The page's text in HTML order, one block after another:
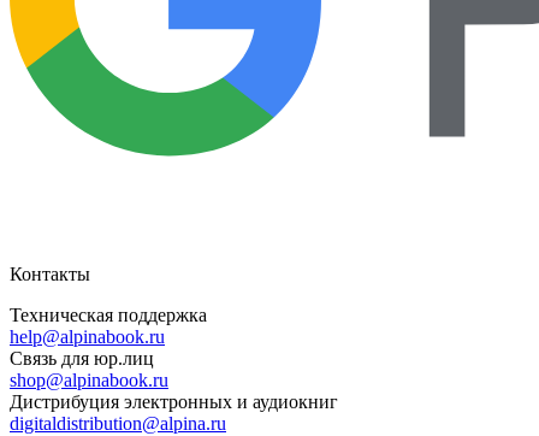
Контакты
Техническая поддержка
help@alpinabook.ru
Связь для юр.лиц
shop@alpinabook.ru
Дистрибуция электронных и аудиокниг
digitaldistribution@alpina.ru